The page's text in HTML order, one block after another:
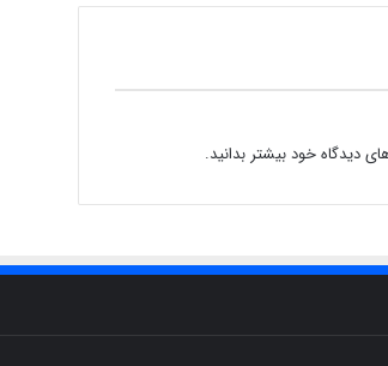
دیدگاه خود بیشتر بدانید.